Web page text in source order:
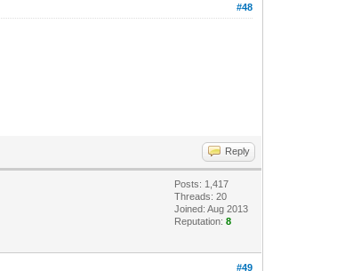
#48
Reply
Posts: 1,417
Threads: 20
Joined: Aug 2013
Reputation:8
#49